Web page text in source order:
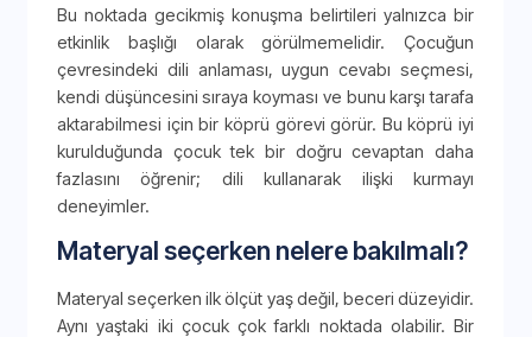
Bu noktada gecikmiş konuşma belirtileri yalnızca bir
etkinlik başlığı olarak görülmemelidir. Çocuğun
çevresindeki dili anlaması, uygun cevabı seçmesi,
kendi düşüncesini sıraya koyması ve bunu karşı tarafa
aktarabilmesi için bir köprü görevi görür. Bu köprü iyi
kurulduğunda çocuk tek bir doğru cevaptan daha
fazlasını öğrenir; dili kullanarak ilişki kurmayı
deneyimler.
Materyal seçerken nelere bakılmalı?
Materyal seçerken ilk ölçüt yaş değil, beceri düzeyidir.
Aynı yaştaki iki çocuk çok farklı noktada olabilir. Bir